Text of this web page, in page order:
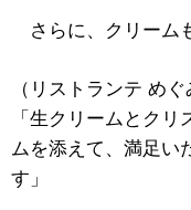
さらに、クリーム
（リストランテ め
「生クリームとク
ムを添えて、満足い
す」